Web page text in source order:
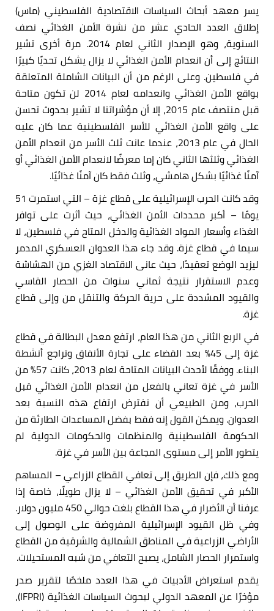
يسر معهد أبحاث السياسات الاقتصادية الفلسطيني (ماس)
إطلاق العدد الحادي عشر من نشرة الأمن الغذائي نصف
السنوية، وهو الإصدار الثاني لعام 2014. مرة أخرى تشير
النتائج إلى أن انعدام الأمن الغذائي لا يزال يشكل تحديًا كبيرًا
في فلسطين. وعلى الرغم من أن البيانات الشاملة المتعلقة
بواقع الأمن الغذائي وانعدامه لعام 2014 لن تكون متاحة
قبل منتصف عام 2015، إلا أن مؤشراتنا لا تشير بحدوث تحسن
على واقع الأمن الغذائي للأسر الفلسطينية عما كان عليه
الحال في عام 2013، عندما عانت ثلث الأسر من انعدام الأمن
الغذائي وثلثها الثاني كان إما معرضًا لانعدام الأمن الغذائي أو
آمنًا غذائيًا بشكل هامشي، وثلث فقط كان آمنًا غذائيًا.
وقد كانت الحرب الإسرائيلية على قطاع غزة – التي استمرت 51
يومًا – أكبر محددات الأمن الغذائي، حيث أثرت على توافر
الغذاء وأسعار المواد الغذائية والدخل المتاح في فلسطين، لا
سيما في قطاع غزة. وقد جاء هذا العدوان العسكري المدمر
ليزيد الوضع تعقيدًا، حيث عانى الاقتصاد الغزي من الهشاشة
وعدم الاستقرار نتيجة ثماني سنوات من الحصار القاسي
والقيود المشددة على حرية الحركة والتنقل من وإلى قطاع
غزة.
في الربع الثاني من هذا العام، ارتفع معدل البطالة في قطاع
غزة إلى 45% بعد القضاء على تجارة الأنفاق وتراجع أنشطة
البناء. ووفقًا لأحدث البيانات المتاحة لعام 2013، كانت 57% من
الأسر في غزة تعاني بالفعل من انعدام الأمن الغذائي قبل
الحرب، ومن الطبيعي أن نفترض ارتفاع هذه النسبة بعد
العدوان. ويمكن القول إنه فقط بفضل المساعدات الطارئة من
الحكومة الفلسطينية والمنظمات والحكومات الدولية لم
يتطور الأمر إلى مستوى المجاعة بين الأسر في غزة.
ومع ذلك، فإن الطريق إلى تعافي القطاع الزراعي – المساهم
الأكبر في تحقيق الأمن الغذائي – لا يزال طويلًا، خاصة إذا
عرفنا أن الأضرار في هذا القطاع بلغت حوالي 450 مليون دولار.
وفي ظل القيود الإسرائيلية المفروضة على الوصول إلى
الأراضي الزراعية في المناطق الشمالية والشرقية من القطاع
واستمرار الحصار الشامل، يصبح التعافي من شبه المستحيلات.
يقدم استعراض الأدبيات في هذا العدد ملخصًا لتقرير صدر
مؤخرًا عن المعهد الدولي لبحوث السياسات الغذائية (IFPRI)،